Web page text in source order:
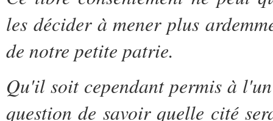
les décider à mener plus
de notre petite patrie.
Qu'il soit cependant permis à
question de savoir quelle cité